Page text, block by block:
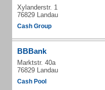
Xylanderstr. 1
76829 Landau
Cash Group
BBBank
Marktstr. 40a
76829 Landau
Cash Pool